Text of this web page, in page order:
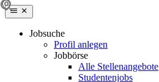
Jobsuche
Profil anlegen
Jobbörse
Alle Stellenangebote
Studentenjobs